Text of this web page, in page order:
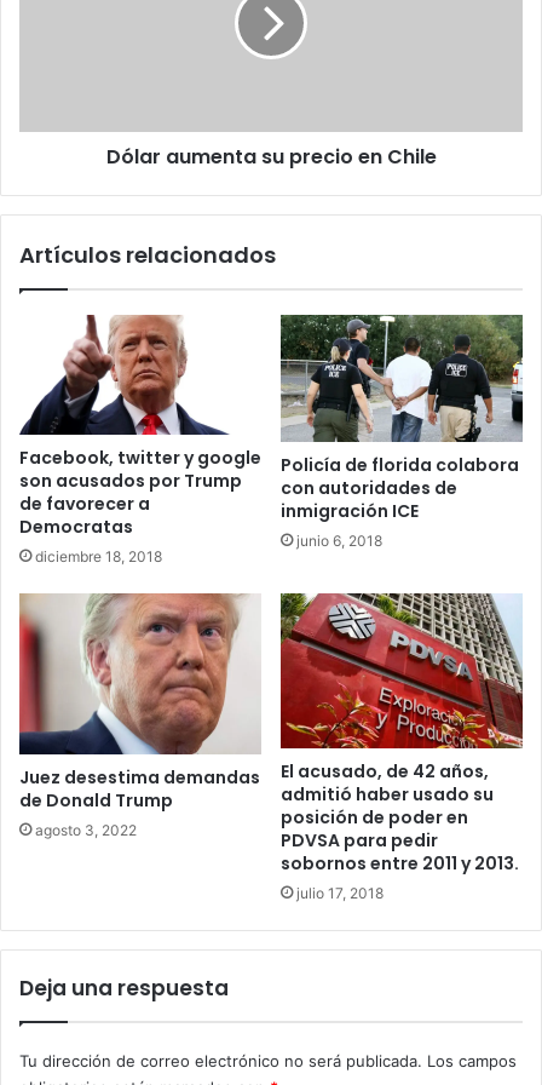
Dólar aumenta su precio en Chile
Artículos relacionados
Facebook, twitter y google
son acusados por Trump
de favorecer a
Democratas
diciembre 18, 2018
Policía de florida colabora
con autoridades de
inmigración ICE
junio 6, 2018
Juez desestima demandas
de Donald Trump
agosto 3, 2022
El acusado, de 42 años,
admitió haber usado su
posición de poder en
PDVSA para pedir
sobornos entre 2011 y 2013.
julio 17, 2018
Deja una respuesta
Tu dirección de correo electrónico no será publicada. Los campos